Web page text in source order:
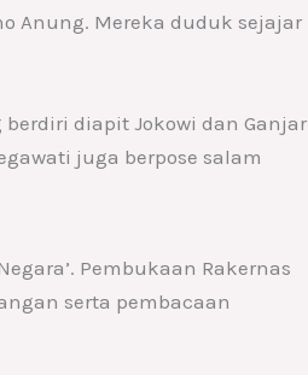
Anung. Mereka duduk sejajar
diapit Jokowi dan Ganjar
juga berpose salam
Pembukaan Rakernas
serta pembacaan